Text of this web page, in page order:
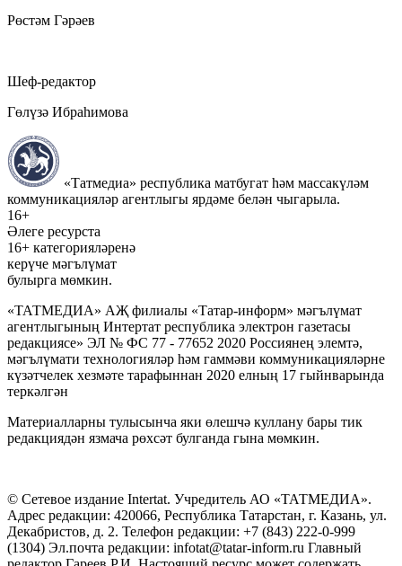
Рөстәм Гәрәев
Шеф-редактор
Гөлүзә Ибраһимова
«Татмедиа» республика матбугат һәм массакүләм
коммуникацияләр агентлыгы ярдәме белән чыгарыла.
16+
Әлеге ресурста
16+ категорияләренә
керүче мәгълүмат
булырга мөмкин.
«ТАТМЕДИА» АҖ филиалы «Татар-информ» мәгълүмат
агентлыгының Интертат республика электрон газетасы
редакциясе» ЭЛ № ФС 77 - 77652 2020 Россиянең элемтә,
мәгълүмати технологияләр һәм гаммәви коммуникацияләрне
күзәтчелек хезмәте тарафыннан 2020 елның 17 гыйнварында
теркәлгән
Материалларны тулысынча яки өлешчә куллану бары тик
редакциядән язмача рөхсәт булганда гына мөмкин.
© Сетевое издание Intertat. Учредитель АО «ТАТМЕДИА».
Адрес редакции: 420066, Республика Татарстан, г. Казань, ул.
Декабристов, д. 2. Телефон редакции: +7 (843) 222-0-999
(1304) Эл.почта редакции: infotat@tatar-inform.ru Главный